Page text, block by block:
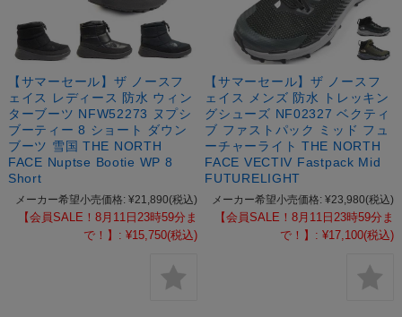
【サマーセール】ザ ノースフ
ェイス レディース 防水 ウィン
ターブーツ NFW52273 ヌプシ
ブーティー 8 ショート ダウン
ブーツ 雪国 THE NORTH
FACE Nuptse Bootie WP 8
Short
メーカー希望小売価格: ¥21,890(税込)
【会員SALE！8月11日23時59分ま
で！】: ¥15,750(税込)
【サマーセール】ザ ノースフ
ェイス メンズ 防水 トレッキン
グシューズ NF02327 ベクティ
ブ ファストパック ミッド フュ
ーチャーライト THE NORTH
FACE VECTIV Fastpack Mid
FUTURELIGHT
メーカー希望小売価格: ¥23,980(税込)
【会員SALE！8月11日23時59分ま
で！】: ¥17,100(税込)